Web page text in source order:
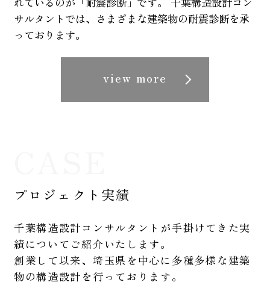
サルタントでは、さまざまな建築物の耐震診断を承
っております。
view more
プロジェクト実績
千葉構造設計コンサルタントが手掛けてきた実
績についてご紹介いたします。
創業して以来、埼玉県を中心に多種多様な建築
物の構造設計を行っております。